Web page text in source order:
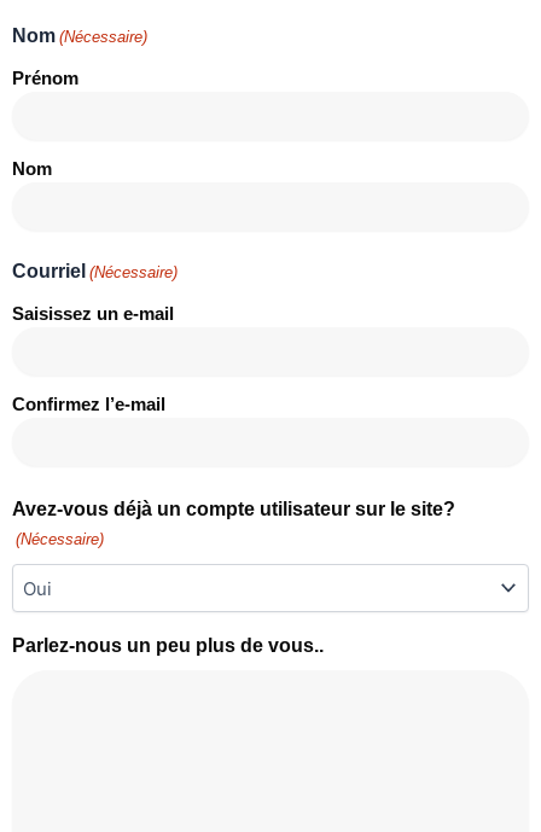
Nom (Nécessaire)
Prénom
Nom
Courriel (Nécessaire)
Saisissez un e-mail
Confirmez l’e-mail
Avez-vous déjà un compte utilisateur sur le site?
(Nécessaire)
Parlez-nous un peu plus de vous..